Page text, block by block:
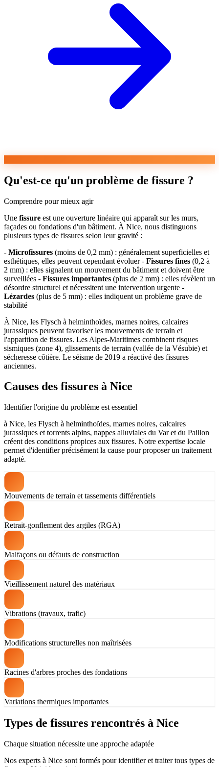
Qu'est-ce qu'un problème de fissure ?
Comprendre pour mieux agir
Une fissure est une ouverture linéaire qui apparaît sur les murs,
façades ou fondations d'un bâtiment. À Nice, nous distinguons
plusieurs types de fissures selon leur gravité :
- Microfissures (moins de 0,2 mm) : généralement superficielles et
esthétiques, elles peuvent cependant évoluer - Fissures fines (0,2 à
2 mm) : elles signalent un mouvement du bâtiment et doivent être
surveillées - Fissures importantes (plus de 2 mm) : elles révèlent un
désordre structurel et nécessitent une intervention urgente -
Lézardes (plus de 5 mm) : elles indiquent un problème grave de
stabilité
À Nice, les Flysch à helminthoïdes, marnes noires, calcaires
jurassiques peuvent favoriser les mouvements de terrain et
l'apparition de fissures. Les Alpes-Maritimes combinent risques
sismiques (zone 4), glissements de terrain (vallée de la Vésubie) et
sécheresse côtière. Le séisme de 2019 a réactivé des fissures
anciennes.
Causes des fissures à Nice
Identifier l'origine du problème est essentiel
à Nice, les Flysch à helminthoïdes, marnes noires, calcaires
jurassiques et torrents alpins, nappes alluviales du Var et du Paillon
créent des conditions propices aux fissures. Notre expertise locale
permet d'identifier précisément la cause pour proposer un traitement
adapté.
Mouvements de terrain et tassements différentiels
Retrait-gonflement des argiles (RGA)
Malfaçons ou défauts de construction
Vieillissement naturel des matériaux
Vibrations (travaux, trafic)
Modifications structurelles non maîtrisées
Racines d'arbres proches des fondations
Variations thermiques importantes
Types de fissures rencontrés à Nice
Chaque situation nécessite une approche adaptée
Nos experts à Nice sont formés pour identifier et traiter tous types de